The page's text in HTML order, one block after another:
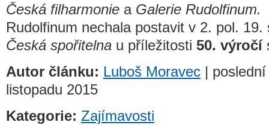
Česká filharmonie a Galerie Rudolfinum.
Rudolfinum nechala postavit v 2. pol. 19.
Česká spořitelna u příležitosti 50. výročí
Autor článku: Luboš Moravec |
listopadu 2015
Kategorie: Zajímavosti